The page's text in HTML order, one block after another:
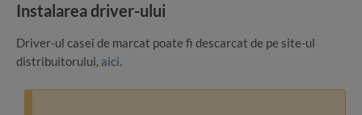
Instalarea driver-ului
Driver-ul casei de marcat poate fi descarcat de pe site-ul
distribuitorului, aici.